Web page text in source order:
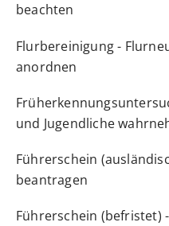
beachten
Flurbereinigung -
anordnen
und Jugendliche
Führerschein
beantragen
Führerschein (befristet)